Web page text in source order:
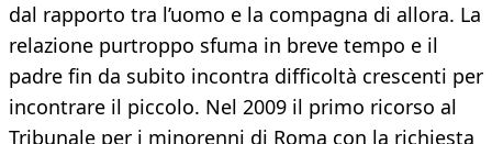
dal rapporto tra l’uomo e la compagna di allora. La
relazione purtroppo sfuma in breve tempo e il
padre fin da subito incontra difficoltà crescenti per
incontrare il piccolo. Nel 2009 il primo ricorso al
Tribunale per i minorenni di Roma con la richiesta